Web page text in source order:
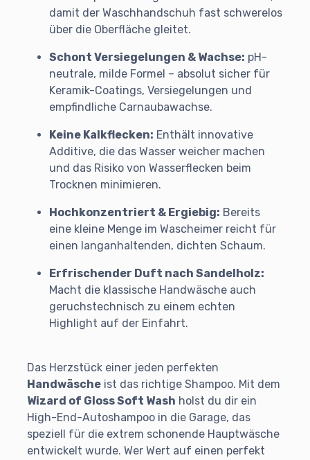
damit der Waschhandschuh fast schwerelos
über die Oberfläche gleitet.
Schont Versiegelungen & Wachse: pH-
neutrale, milde Formel – absolut sicher für
Keramik-Coatings, Versiegelungen und
empfindliche Carnaubawachse.
Keine Kalkflecken: Enthält innovative
Additive, die das Wasser weicher machen
und das Risiko von Wasserflecken beim
Trocknen minimieren.
Hochkonzentriert & Ergiebig: Bereits
eine kleine Menge im Wascheimer reicht für
einen langanhaltenden, dichten Schaum.
Erfrischender Duft nach Sandelholz:
Macht die klassische Handwäsche auch
geruchstechnisch zu einem echten
Highlight auf der Einfahrt.
Das Herzstück einer jeden perfekten
Handwäsche ist das richtige Shampoo. Mit dem
Wizard of Gloss Soft Wash holst du dir ein
High-End-Autoshampoo in die Garage, das
speziell für die extrem schonende Hauptwäsche
entwickelt wurde. Wer Wert auf einen perfekt